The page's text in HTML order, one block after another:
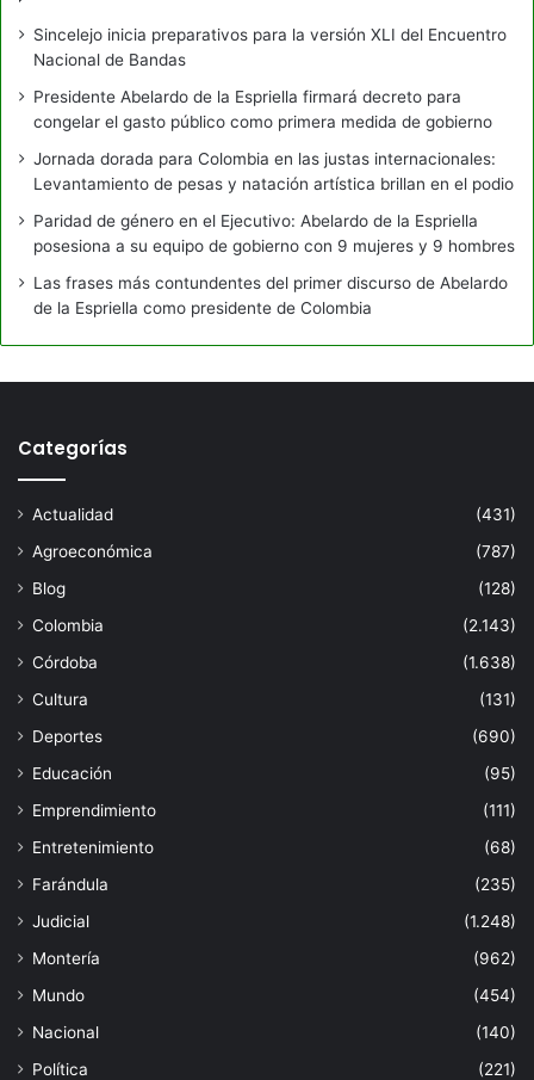
Sincelejo inicia preparativos para la versión XLI del Encuentro
Nacional de Bandas
Presidente Abelardo de la Espriella firmará decreto para
congelar el gasto público como primera medida de gobierno
Jornada dorada para Colombia en las justas internacionales:
Levantamiento de pesas y natación artística brillan en el podio
Paridad de género en el Ejecutivo: Abelardo de la Espriella
posesiona a su equipo de gobierno con 9 mujeres y 9 hombres
Las frases más contundentes del primer discurso de Abelardo
de la Espriella como presidente de Colombia
Categorías
Actualidad
(431)
Agroeconómica
(787)
Blog
(128)
Colombia
(2.143)
Córdoba
(1.638)
Cultura
(131)
Deportes
(690)
Educación
(95)
Emprendimiento
(111)
Entretenimiento
(68)
Farándula
(235)
Judicial
(1.248)
Montería
(962)
Mundo
(454)
Nacional
(140)
Política
(221)